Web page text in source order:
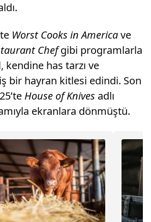
Worst Cooks in Americave
Chefgibi programlarla
kendine has tarzı ve
bir hayran kitlesi edindi. Son
House of Knives adlı
ekranlara dönmüştü.